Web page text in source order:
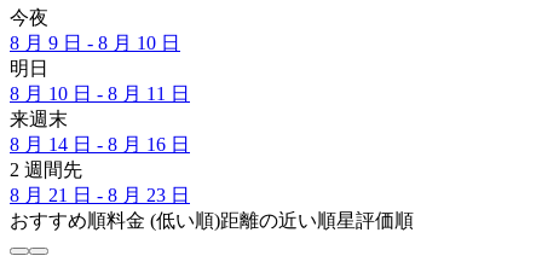
今夜
8 月 9 日 - 8 月 10 日
明日
8 月 10 日 - 8 月 11 日
来週末
8 月 14 日 - 8 月 16 日
2 週間先
8 月 21 日 - 8 月 23 日
おすすめ順料金 (低い順)距離の近い順星評価順